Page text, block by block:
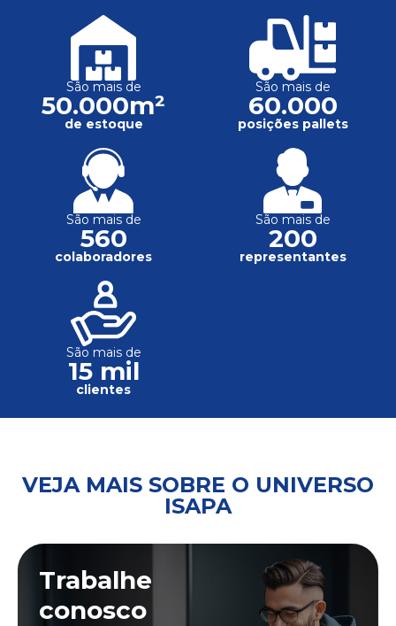
São mais de
50.000m²
de estoque
São mais de
60.000
posições pallets
São mais de
560
colaboradores
São mais de
200
representantes
São mais de
15 mil
clientes
VEJA MAIS SOBRE O UNIVERSO
ISAPA
Trabalhe
conosco